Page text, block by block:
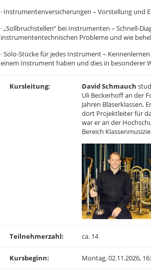
· Instrumentenversicherungen – Vorstellung und
· „Sollbruchstellen“ bei Instrumenten – Schnell-
instrumententechnischen Probleme und wie
· Solo-Stücke für jedes Instrument –
einem Instrument haben und dies in besonderer
Kursleitung: David Schmauch
Uli Beckerhoff an der
Jahren Bläserklassen.
dort Projektleiter für
war er an der
Bereich
Teilnehmerzahl: ca. 14
Kursbeginn: Montag, 02.11.2026,